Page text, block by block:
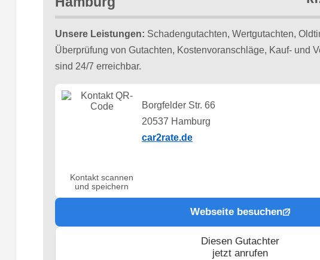
Unsere Leistungen: Schadengutachten, Wertgutachten,
Überprüfung von Gutachten, Kostenvoranschläge, Kauf- und
sind 24/7 erreichbar.
Kontakt scannen
und speichern
Borgfelder Str. 66
20537 Hamburg
car2rate.de
Webseite besuchen
Diesen Gutachter
jetzt anrufen